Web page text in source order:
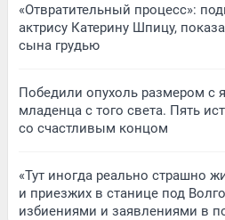
«Отвратительный процесс»:
актрису Катерину Шпицу,
сына грудью
Победили опухоль размером с
младенца с того света. Пять
со счастливым концом
«Тут иногда реально страшно
и приезжих в станице под
избиениями и заявлениями в